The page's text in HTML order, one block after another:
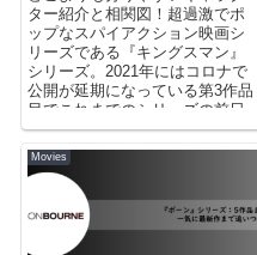
ター紹介と相関図！超過激でポ
ップなスパイアクション映画シ
リーズである『キングスマン』
シリーズ。2021年にはコロナで
公開が延期になっている第3作品
目でこれまでのシリーズの前日
譚『キングスマン: ファースト・
エージェント』も公開予定。今
から観る人。久しぶりに見る人
の復習に。これから観る人の予
習に。相関図や主要キャラクタ
ー/登場人物一覧を含め是非ご活
用下さい！
Movies